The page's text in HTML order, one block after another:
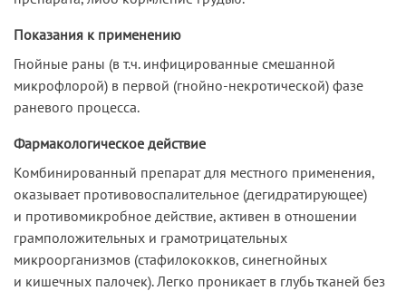
Показания к применению
Гнойные раны (в т.ч. инфицированные смешанной
микрофлорой) в первой (гнойно-некротической) фазе
раневого процесса.
Фармакологическое действие
Комбинированный препарат для местного применения,
оказывает противовоспалительное (дегидратирующее)
и противомикробное действие, активен в отношении
грамположительных и грамотрицательных
микроорганизмов (стафилококков, синегнойных
и кишечных палочек). Легко проникает в глубь тканей без